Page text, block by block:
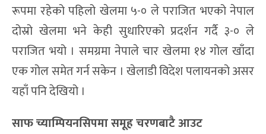
रूपमा रहेको पहिलो खेलमा ५-० ले पराजित भएको नेपाल
दोस्रो खेलमा भने केही सुधारिएको प्रदर्शन गर्दै ३-० ले
पराजित भयो । समग्रमा नेपाले चार खेलमा १४ गोल खाँदा
एक गोल समेत गर्न सकेन । खेलाडी विदेश पलायनको असर
यहाँ पनि देखियो ।
साफ च्याम्पियनसिपमा समूह चरणबाटै आउट